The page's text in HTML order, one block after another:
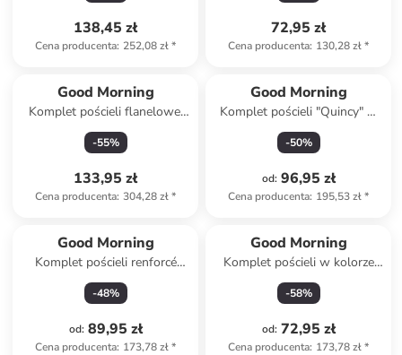
138,45 zł
Cena producenta: 252,08 zł*
72,95 zł
Cena producenta: 130,28 zł*
Good Morning
Komplet pościeli flanelowej
"Pinga" w kolorze błękitno-
biało-szarym
-55%
133,95 zł
Cena producenta: 304,28 zł*
Good Morning
Komplet pościeli "Quincy" w
kolorze miętowym
-50%
od: 96,95 zł
Cena producenta: 195,53 zł*
Good Morning
Komplet pościeli renforcé
"Antibes" w kolorze biało-
błękitnym
-48%
od: 89,95 zł
Cena producenta: 173,78 zł*
Good Morning
Komplet pościeli w kolorze
kremowo-pomarańczowym
-58%
od: 72,95 zł
Cena producenta: 173,78 zł*